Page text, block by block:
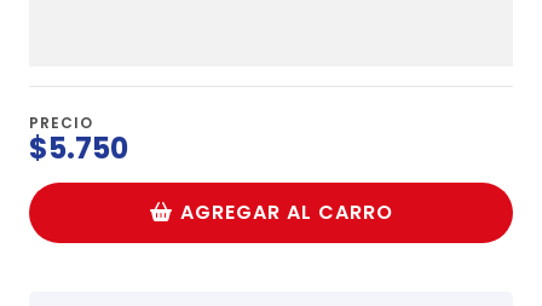
PRECIO
$5.750
AGREGAR AL CARRO